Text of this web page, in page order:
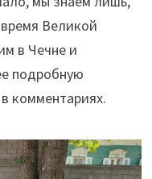
Великой
в Чечне и
подробную
комментариях.